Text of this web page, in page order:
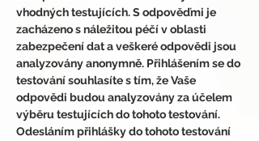
vhodných testujících. S odpověďmi je
zacházeno s náležitou péčí v oblasti
zabezpečení dat a veškeré odpovědi jsou
analyzovány anonymně. Přihlášením se do
testování souhlasíte s tím, že Vaše
odpovědi budou analyzovány za účelem
výběru testujících do tohoto testování.
Odesláním přihlášky do tohoto testování